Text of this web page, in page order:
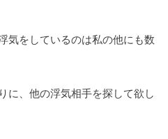
気をしているのは私の他にも数
に、他の浮気相手を探して欲し